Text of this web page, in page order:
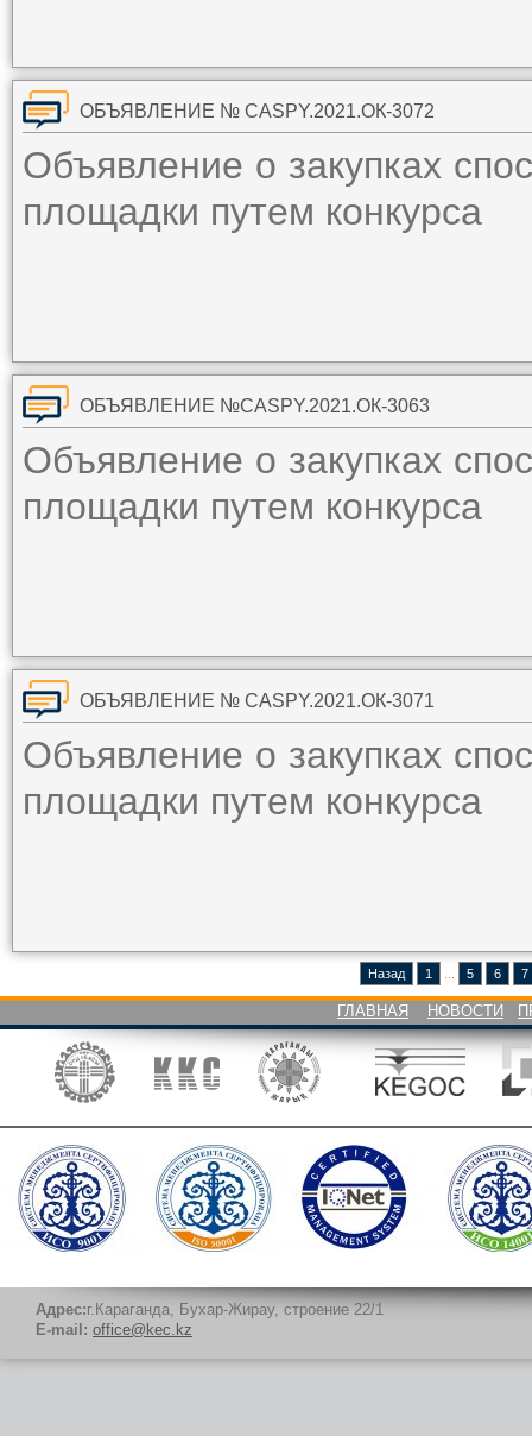
ОБЪЯВЛЕНИЕ № CASPY.2021.ОК-3072
Объявление о закупках
площадки путем конкурса
ОБЪЯВЛЕНИЕ №CASPY.2021.ОК-3063
Объявление о закупках
площадки путем конкурса
ОБЪЯВЛЕНИЕ № CASPY.2021.ОК-3071
Объявление о закупках
площадки путем конкурса
Назад 1 5 6 7
ГЛАВНАЯ НОВОСТИ
Адрес:г.Караганда, Бухар-Жирау, строение 22/1
E-mail: office@kec.kz